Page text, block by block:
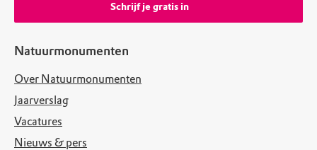
Natuurmonumenten
Over Natuurmonumenten
Jaarverslag
Vacatures
Nieuws & pers
Schrijf je gratis in